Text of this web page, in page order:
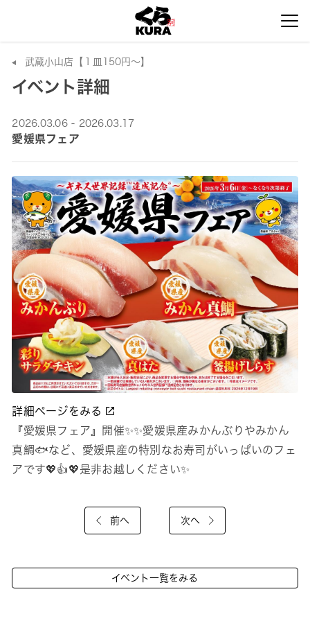
武蔵小山店【１皿150円～】
イベント詳細
2026.03.06 - 2026.03.17
愛媛県フェア
詳細ページをみる
『愛媛県フェア』開催✨✨愛媛県産みかんぶりやみかん
真鯛🐟など、愛媛県産の特別なお寿司がいっぱいのフェ
アです💖👍💖是非お越しください✨
前へ 次へ
イベント一覧をみる